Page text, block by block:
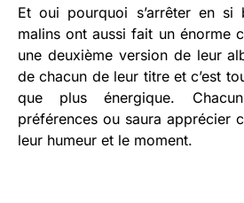
Et oui pourquoi s’arrêter en
malins ont aussi fait un énorme
une deuxième version de leur
de chacun de leur titre et c’est
que plus énergique.
préférences ou saura apprécier
leur humeur et le moment.